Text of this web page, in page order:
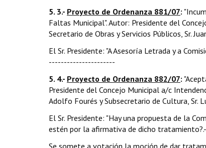
5. 3.- Proyecto de Ordenanza 881/07:
Faltas Municipal". Autor: Presidente del
Secretario de Obras y Servicios Públicos, Sr.
El Sr. Presidente: "A Asesoría Letrada y a
----------------------
5. 4.- Proyecto de Ordenanza 882/07:
Presidente del Concejo Municipal a/c
Adolfo Fourés y Subsecretario de Cultura, Sr.
El Sr. Presidente: "Hay una propuesta de la
estén por la afirmativa de dicho
Se somete a votación la moción de dar